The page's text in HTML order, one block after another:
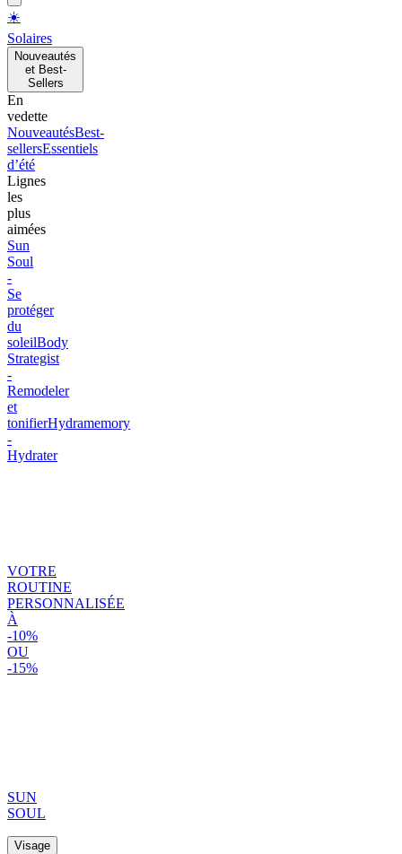
☀️
Solaires
Nouveautés
et Best-
Sellers
En
vedette
NouveautésBest-
sellersEssentiels
d’été
Lignes
les
plus
aimées
Sun
Soul
-
Se
protéger
du
soleilBody
Strategist
-
Remodeler
et
tonifierHydramemory
-
Hydrater
VOTRE
ROUTINE
PERSONNALISÉE
À
-10%
OU
-15%
SUN
SOUL
Visage